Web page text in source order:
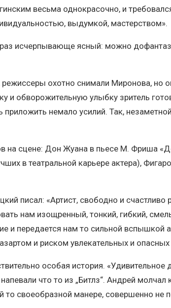
весьма однокрасочно, и
выдумкой, мастерством».
исчерпывающе ясный: можно
охотно снимали Миронова, но
и обворожительную улыбку зритель
немало усилий. Так,
сцене: Дон Жуана в пьесе М. Фриша
в театральной карьере актера),
писал: «Артист, свободно и
нам изощренный, тонкий, гибкий,
и передается нам то сильной
и риском увлекательных и
особая история.
что то из „Битлз“. Андрей
то своеобразной манере, совершенно не